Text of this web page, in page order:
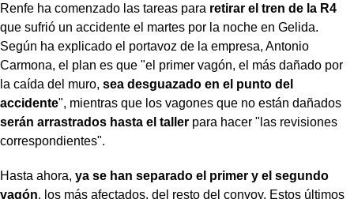
Renfe ha comenzado las tareas para retirar el tren de la R4
que sufrió un accidente el martes por la noche en Gelida.
Según ha explicado el portavoz de la empresa, Antonio
Carmona, el plan es que "el primer vagón, el más dañado por
la caída del muro, sea desguazado en el punto del
accidente", mientras que los vagones que no están dañados
serán arrastrados hasta el taller para hacer "las revisiones
correspondientes".
Hasta ahora, ya se han separado el primer y el segundo
vagón, los más afectados, del resto del convoy. Estos últimos